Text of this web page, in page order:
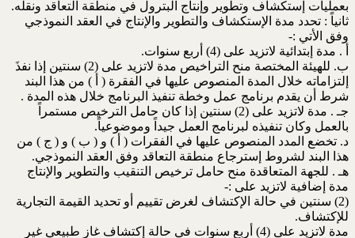
بعمليات إستكشاف وتطوير وإنتاج البترول في منطقة التعاقد ونقله.
ثانياً : تحدد مدة الإستكشاف والتطوير والإنتاج في العقد النموذجي
وفق الأتي :-
أ . مدة إبتدائية لاتزيد على (4) أربع سنوات.
ب. للهيئة المختصة منح التراخيص مدة لاتزيد على (2) سنتين إذا نفذَ
إلتزاماته خلال المدة المنصوص عليها في الفقرة ( أ ) من هذا البند
شرط أن يقدم برنامج عمل وخطة تنفيذ البرنامج خلال هذه المدة .
جـ . مدة لاتزيد على (2) سنتين إذا كان حامل الترخيص مستمراً
بالعمل وكان تنفيذه لبرنامج العمل جيداً وموضوعياً.
د. تخضع المدد المنصوص عليها في الفقرات ( أ ) و ( ب ) و ( ج ) من
هذا البند لشروط إسترجاع منطقة التعاقد وفق العقد النموذجي.
هـ . للجهة المتعاقدة منح حامل ترخيص التنقيب والتطوير والإنتاج
مدة إضافية لاتزيد على :-
(2) سنتين في حالة الإكتشاف لغرض تقييم أو تحديد القيمة التجارية
للإكتشاف.
مدة لاتزيد على (4) أربع سنوات في حالة إكتشاف غاز طبيعي غير